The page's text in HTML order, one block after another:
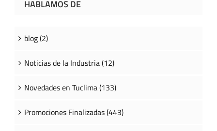
HABLAMOS DE
blog (2)
Noticias de la Industria (12)
Novedades en Tuclima (133)
Promociones Finalizadas (443)